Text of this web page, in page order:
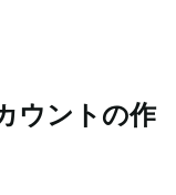
ウントの作